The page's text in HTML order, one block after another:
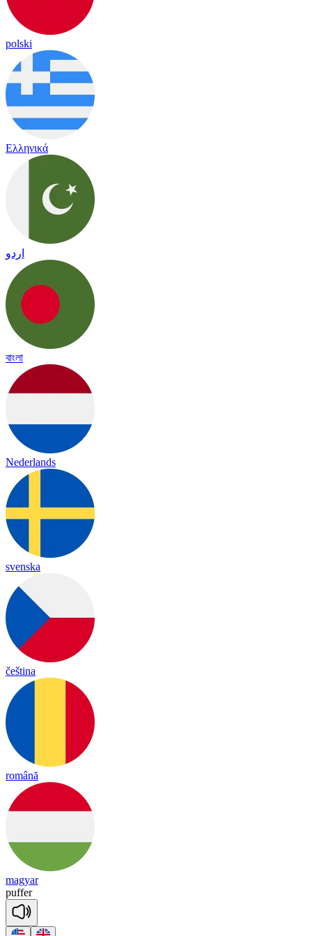
polski
Ελληνικά
اردو
বাংলা
Nederlands
svenska
čeština
română
magyar
puffer